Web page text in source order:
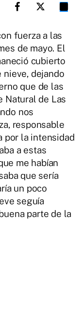
fuerza a las
de mayo. El
cubierto
dejando
que de las
Natural de Las
nos
responsable
por la intensidad
a estas
me habían
que sería
un poco
seguía
parte de la